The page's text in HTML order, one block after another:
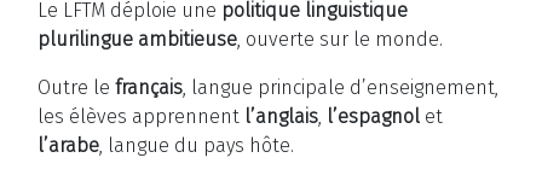
Le LFTM déploie une politique linguistique
plurilingue ambitieuse, ouverte sur le monde.
Outre le français, langue principale d’enseignement,
les élèves apprennent l’anglais, l’espagnol et
l’arabe, langue du pays hôte.